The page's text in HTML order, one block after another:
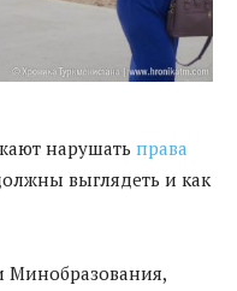
нарушать права
выглядеть и как
Минобразования,